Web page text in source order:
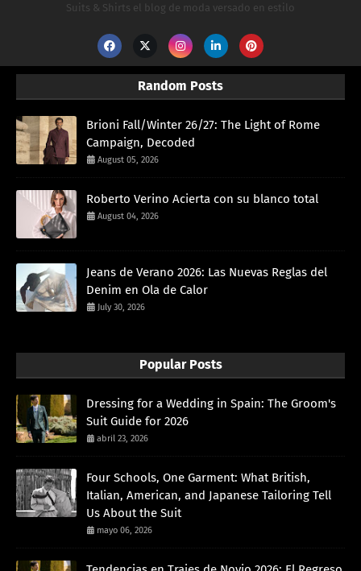
Suits & Shirts el blog de moda versado en estilo
Random Posts
Brioni Fall/Winter 26/27: The Light of Rome
Campaign, Decoded
August 05, 2026
Roberto Verino Acierta con su blanco total
August 04, 2026
Jeans de Verano 2026: Las Nuevas Reglas del
Denim en Ola de Calor
July 30, 2026
Popular Posts
Dressing for a Wedding in Spain: The Groom's
Suit Guide for 2026
abril 23, 2026
Four Schools, One Garment: What British,
Italian, American, and Japanese Tailoring Tell
Us About the Suit
mayo 06, 2026